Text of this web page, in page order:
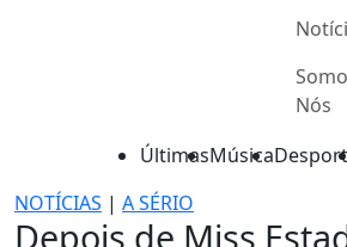
Nós
ÚltimasMúsica
NOTÍCIAS | A SÉRIO
Depois de Miss